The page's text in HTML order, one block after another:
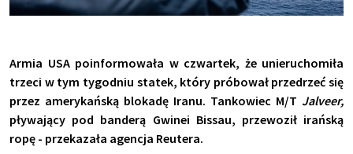
Armia USA poinformowała w czwartek, że unieruchomiła
trzeci w tym tygodniu statek, który próbował przedrzeć się
przez amerykańską blokadę Iranu. Tankowiec M/T Jalveer,
pływający pod banderą Gwinei Bissau, przewoził irańską
ropę - przekazała agencja Reutera.